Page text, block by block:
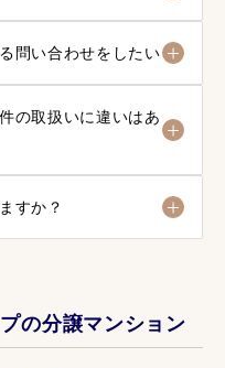
問い合わせをしたい
の取扱いに違いはあ
すか？
の分譲マンション